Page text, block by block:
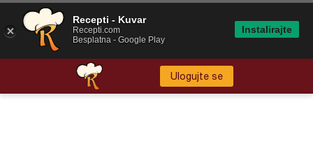
Ulogujte se
Recepti - Kuvar
Recepti.com
Besplatna - Google Play
Instalirajte